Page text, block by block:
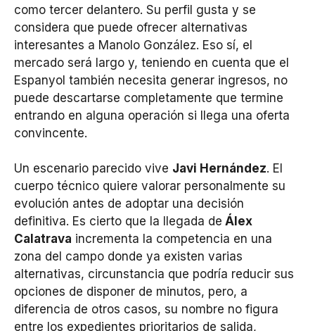
como tercer delantero. Su perfil gusta y se
considera que puede ofrecer alternativas
interesantes a Manolo González. Eso sí, el
mercado será largo y, teniendo en cuenta que el
Espanyol también necesita generar ingresos, no
puede descartarse completamente que termine
entrando en alguna operación si llega una oferta
convincente.
Un escenario parecido vive Javi Hernández. El
cuerpo técnico quiere valorar personalmente su
evolución antes de adoptar una decisión
definitiva. Es cierto que la llegada de Álex
Calatrava incrementa la competencia en una
zona del campo donde ya existen varias
alternativas, circunstancia que podría reducir sus
opciones de disponer de minutos, pero, a
diferencia de otros casos, su nombre no figura
entre los expedientes prioritarios de salida,